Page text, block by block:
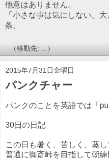
他意はありません。
「小さな事は気にしない、
条。
2015年7月31日金曜日
パンクチャー
パンクのことを英語では「
30日の日記
この日も暑く、苦しく、蒸し
普通に御斎峠を目指して朝練